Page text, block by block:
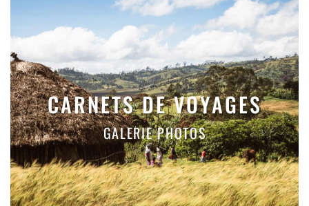
CARNETS DE VOYAGES
GALERIE PHOTOS